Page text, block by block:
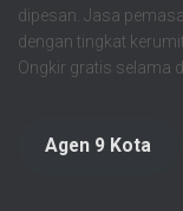
dipesan. Jasa
dengan tingkat
Ongkir gratis selama
Agen 9 Kota